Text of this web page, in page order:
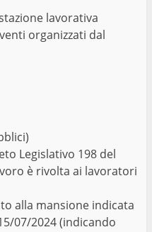
lavorativa
organizzati dal
Legislativo 198 del
è rivolta ai lavoratori
alla mansione indicata
07/2024 (indicando